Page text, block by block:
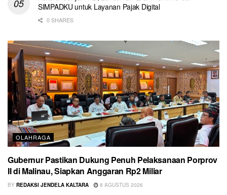
SIMPADKU untuk Layanan Pajak Digital
0 SHARES
OLAHRAGA
Gubernur Pastikan Dukung Penuh Pelaksanaan Porprov
II di Malinau, Siapkan Anggaran Rp2 Miliar
BY REDAKSI JENDELA KALTARA 8 AGUSTUS 2026